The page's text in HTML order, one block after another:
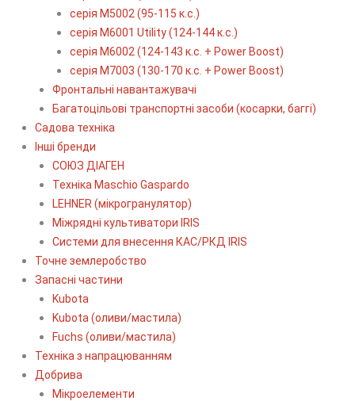
серія М5002 (95-115 к.с.)
серія M6001 Utility (124-144 к.с.)
серія М6002 (124-143 к.с. + Power Boost)
серія М7003 (130-170 к.с. + Power Boost)
Фронтальні навантажувачі
Багатоцільові транспортні засоби (косарки, баггі)
Садова техніка
Інші бренди
СОЮЗ ДІАГЕН
Техніка Maschio Gaspardo
LEHNER (мікрогранулятор)
Міжрядні культиватори IRIS
Системи для внесення КАС/РКД IRIS
Точне землеробство
Запасні частини
Kubota
Kubota (оливи/мастила)
Fuchs (оливи/мастила)
Техніка з напрацюванням
Добрива
Мікроелементи